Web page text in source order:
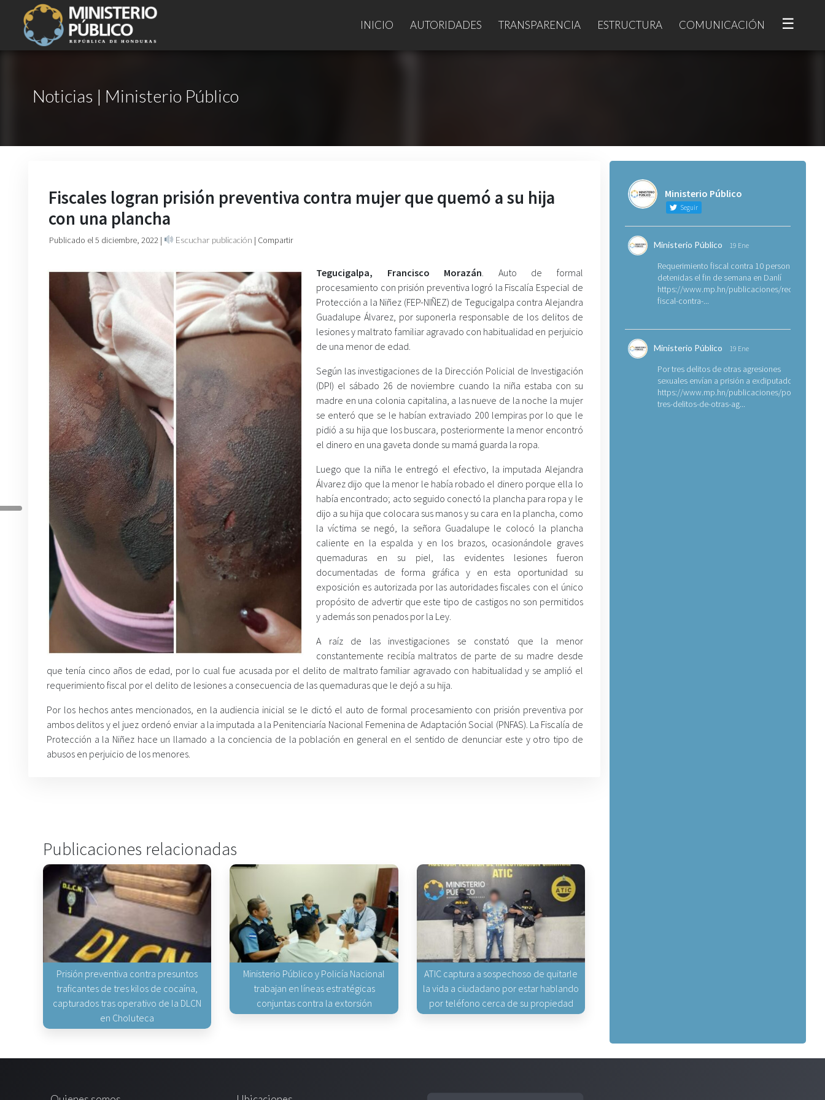
INICIO AUTORIDADES TRANSPARENCIA ESTRUCTURA COMUNICACIÓN ☰
Noticias | Ministerio Público
Fiscales logran prisión preventiva contra mujer que quemó a su hija
con una plancha
Publicado el 5 diciembre, 2022 | Escuchar publicación | Compartir
Tegucigalpa, Francisco Morazán. Auto de formal
procesamiento con prisión preventiva logró la Fiscalía Especial de
Protección a la Niñez (FEP-NIÑEZ) de Tegucigalpa contra Alejandra
Guadalupe Álvarez, por suponerla responsable de los delitos de
lesiones y maltrato familiar agravado con habitualidad en perjuicio
de una menor de edad.
Según las investigaciones de la Dirección Policial de Investigación
(DPI) el sábado 26 de noviembre cuando la niña estaba con su
madre en una colonia capitalina, a las nueve de la noche la mujer
se enteró que se le habían extraviado 200 lempiras por lo que le
pidió a su hija que los buscara, posteriormente la menor encontró
el dinero en una gaveta donde su mamá guarda la ropa.
Luego que la niña le entregó el efectivo, la imputada Alejandra
Álvarez dijo que la menor le había robado el dinero porque ella lo
había encontrado; acto seguido conectó la plancha para ropa y le
dijo a su hija que colocara sus manos y su cara en la plancha, como
la víctima se negó, la señora Guadalupe le colocó la plancha
caliente en la espalda y en los brazos, ocasionándole graves
quemaduras en su piel, las evidentes lesiones fueron
documentadas de forma gráfica y en esta oportunidad su
exposición es autorizada por las autoridades fiscales con el único
propósito de advertir que este tipo de castigos no son permitidos
y además son penados por la Ley.
A raíz de las investigaciones se constató que la menor
constantemente recibía maltratos de parte de su madre desde
que tenía cinco años de edad, por lo cual fue acusada por el delito de maltrato familiar agravado con habitualidad y se amplió el
requerimiento fiscal por el delito de lesiones a consecuencia de las quemaduras que le dejó a su hija.
Por los hechos antes mencionados, en la audiencia inicial se le dictó el auto de formal procesamiento con prisión preventiva por
ambos delitos y el juez ordenó enviar a la imputada a la Penitenciaría Nacional Femenina de Adaptación Social (PNFAS). La Fiscalía de
Protección a la Niñez hace un llamado a la conciencia de la población en general en el sentido de denunciar este y otro tipo de
abusos en perjuicio de los menores.
Publicaciones relacionadas
Prisión preventiva contra presuntos
traficantes de tres kilos de cocaína,
capturados tras operativo de la DLCN
en Choluteca
Ministerio Público y Policía Nacional
trabajan en líneas estratégicas
conjuntas contra la extorsión
ATIC captura a sospechoso de quitarle
la vida a ciudadano por estar hablando
por teléfono cerca de su propiedad
Ministerio Público
Seguir
Ministerio Público 19 Ene
Requerimiento fiscal contra 10 personas
detenidas el fin de semana en Danlí
https://www.mp.hn/publicaciones/
fiscal-contra-...
Ministerio Público 19 Ene
Por tres delitos de otras agresiones
sexuales envían a prisión a exdiputado
https://www.mp.hn/publicaciones/por-
tres-delitos-de-otras-ag...